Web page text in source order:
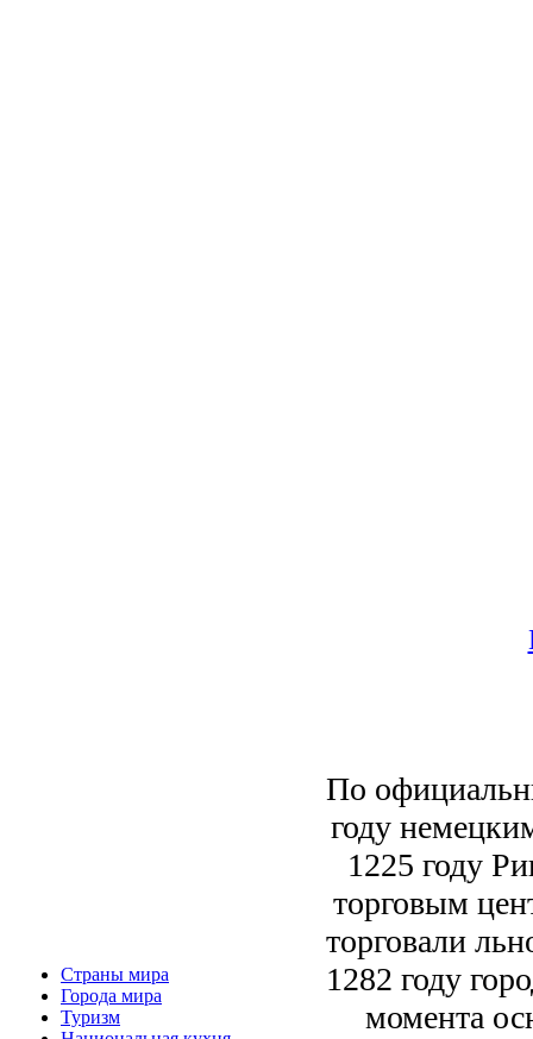
Страны мира
Города мира
Туризм
По
году
1225 году
торговым
торговали
1282 году
момента